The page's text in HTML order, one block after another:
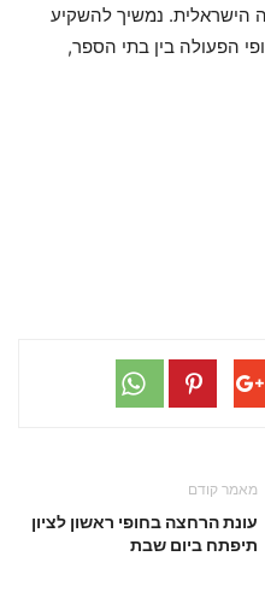
הישראלית. נמשיך להשקיע
הפעולה בין בתי הספר,
מאמר קודם
עונת הרחצה בחופי ראשון לציון
תיפתח ביום שבת